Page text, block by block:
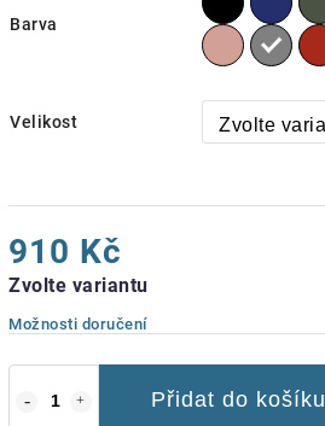
Barva
Velikost
910 Kč
Zvolte variantu
Možnosti doručení
Přidat do košíku